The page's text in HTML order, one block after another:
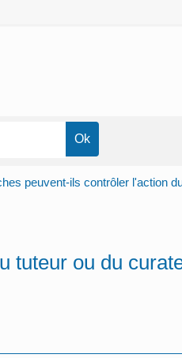
peuvent-ils contrôler l'action
tuteur ou du